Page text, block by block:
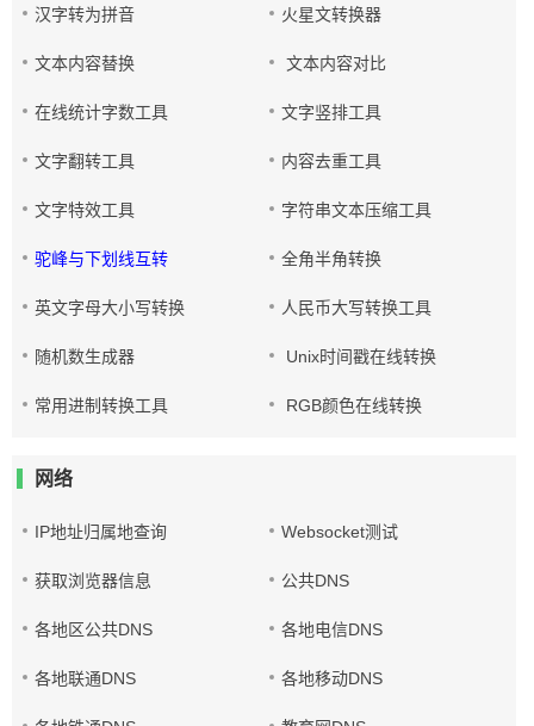
汉字转为拼音 火星文转换器
文本内容替换 文本内容对比
在线统计字数工具 文字竖排工具
文字翻转工具 内容去重工具
文字特效工具 字符串文本压缩工具
驼峰与下划线互转 全角半角转换
英文字母大小写转换 人民币大写转换工具
随机数生成器 Unix时间戳在线转换
常用进制转换工具 RGB颜色在线转换
网络
IP地址归属地查询 Websocket测试
获取浏览器信息 公共DNS
各地区公共DNS 各地电信DNS
各地联通DNS 各地移动DNS